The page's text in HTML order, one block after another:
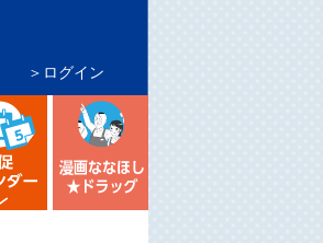
＞ログイン
・ドラッグストア用語辞典
ドラッグストア イベント販促カレンダ